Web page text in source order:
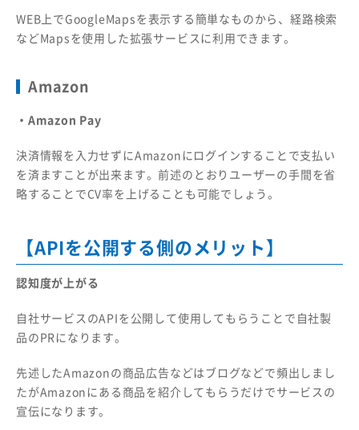
WEB上でGoogleMapsを表示する簡単なものから、経路検索
などMapsを使用した拡張サービスに利用できます。
Amazon
・Amazon Pay
決済情報を入力せずにAmazonにログインすることで支払い
を済ますことが出来ます。前述のとおりユーザーの手間を省
略することでCV率を上げることも可能でしょう。
【APIを公開する側のメリット】
認知度が上がる
自社サービスのAPIを公開して使用してもらうことで自社製
品のPRになります。
先述したAmazonの商品広告などはブログなどで頻出しまし
たがAmazonにある商品を紹介してもらうだけでサービスの
宣伝になります。